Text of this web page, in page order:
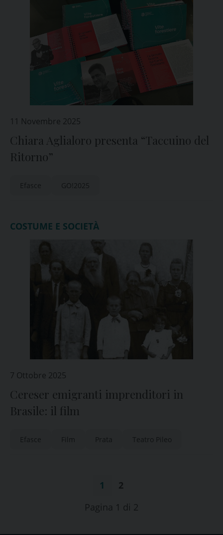
11 Novembre 2025
Chiara Aglialoro presenta “Taccuino del
Ritorno”
Efasce GO!2025
COSTUME E SOCIETÀ
7 Ottobre 2025
Cereser emigranti imprenditori in
Brasile: il film
Efasce Film Prata Teatro Pileo
1
2
Pagina 1 di 2